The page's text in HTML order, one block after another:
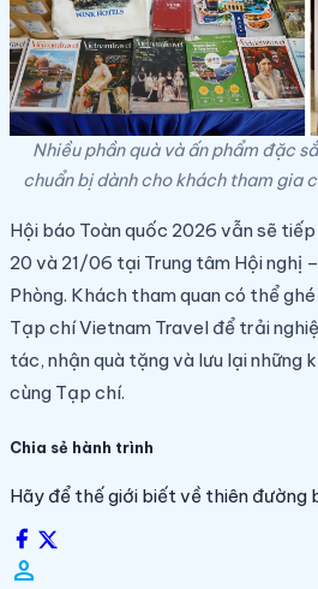
Nhiều phần quà và ấn phẩm đặc
chuẩn bị dành cho khách tham gia
Hội báo Toàn quốc 2026 vẫn sẽ
20 và 21/06 tại Trung tâm Hội nghị
Phòng. Khách tham quan có thể
Tạp chí Vietnam Travel để trải
tác, nhận quà tặng và lưu lại những
cùng Tạp chí.
Chia sẻ hành trình
Hãy để thế giới biết về thiên đường
person_filled